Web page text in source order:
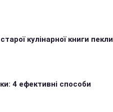
кулінарної книги пекли
4 ефективні способи